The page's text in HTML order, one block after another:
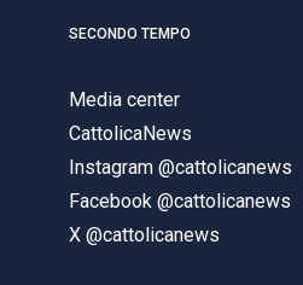
SECONDO TEMPO
Media center
CattolicaNews
Instagram @cattolicanews
Facebook @cattolicanews
X @cattolicanews